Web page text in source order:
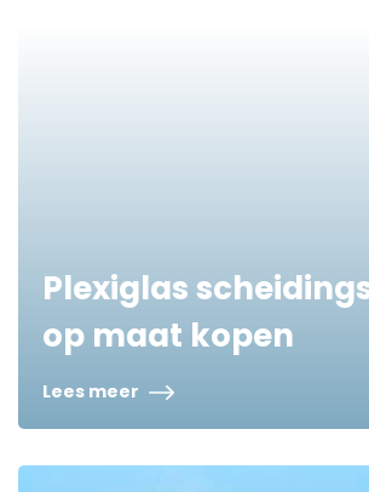
Plexiglas
op maat kopen
Lees meer